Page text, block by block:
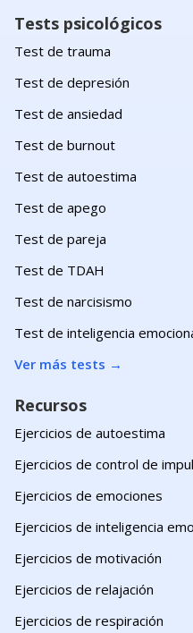
Tests psicológicos
Test de trauma
Test de depresión
Test de ansiedad
Test de burnout
Test de autoestima
Test de apego
Test de pareja
Test de TDAH
Test de narcisismo
Test de inteligencia
Ver más tests →
Recursos
Ejercicios de autoestima
Ejercicios de control de
Ejercicios de emociones
Ejercicios de inteligencia
Ejercicios de motivación
Ejercicios de relajación
Ejercicios de respiración